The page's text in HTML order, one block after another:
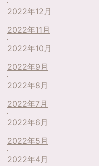
2022年12月
2022年11月
2022年10月
2022年9月
2022年8月
2022年7月
2022年6月
2022年5月
2022年4月